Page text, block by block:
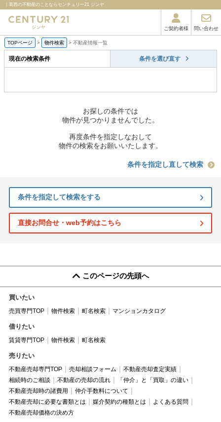
｜葛西の不動産のことならセンチュリー21 ジンヤ
ご契約者様 問い合わせ
TOPページ > 物件検索 > 不動産情報一覧
現在の検索条件 条件を選び直す
お探しの条件では
物件が見つかりませんでした。
再度条件を指定しなおして
物件の検索をお願いいたします。
条件を指定し直して検索
条件を指定して検索をする
直接お問合せ・web予約はこちら
このページの先頭へ
買いたい
売買専門TOP 物件検索 町名検索 マンションカタログ
借りたい
賃貸専門TOP 物件検索 町名検索
売りたい
不動産売却専門TOP 売却相談フォーム
不動産売却査定実績
相続時のご相談
不動産の売却の流れ
「仲介」と「買取」の違い
不動産売却時の諸費用
仲介手数料について
不動産売却に必要な書類とは
媒介契約の種類とは
よくある質問
不動産売却価格の決め方